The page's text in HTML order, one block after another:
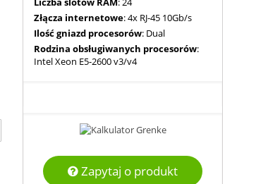
Złącza internetowe: 4x RJ-45 10Gb/s
Ilość gniazd procesorów: Dual
Rodzina obsługiwanych procesorów:
Intel Xeon E5-2600 v3/v4
Zapytaj o produkt